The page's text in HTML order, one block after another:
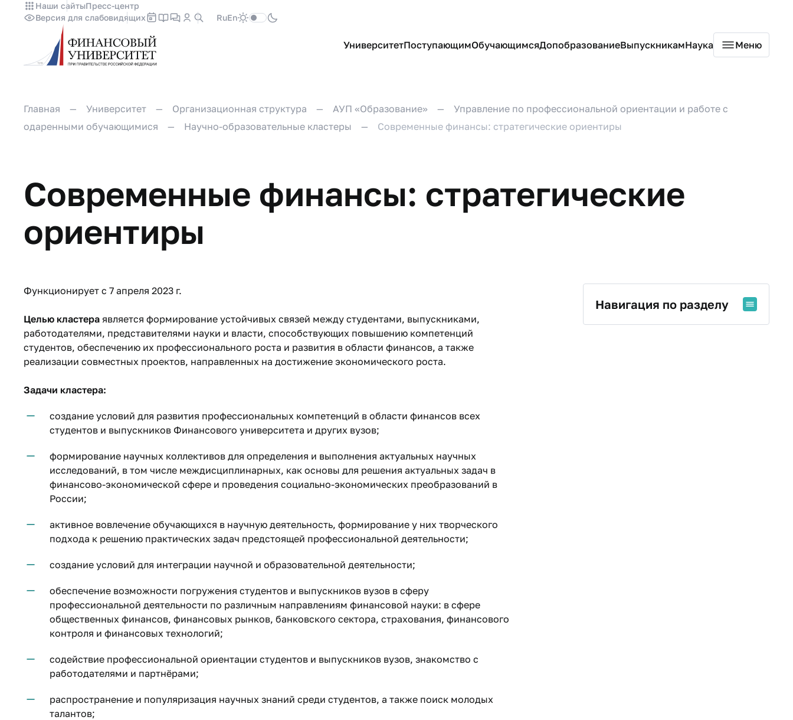
Наши сайтыПресс-центр
Версия для слабовидящих
RuEn
УниверситетПоступающимОбучающимсяДопобразованиеВыпускникамНаука Меню
Главная Университет Организационная структура АУП «Образование»
Управление по профессиональной ориентации и работе с
одаренными обучающимися
Научно-образовательные кластеры Современные финансы: стратегические ориентиры
Современные финансы: стратегические
ориентиры
Навигация по разделу
Функционирует с 7 апреля 2023 г.​
Целью кластера является формирование устойчивых связей между студентами, выпускниками,
работодателями, представителями науки и власти, способствующих повышению компетенций
студентов, обеспечению их профессионального роста и развития в области финансов, а также
реализации совместных проектов, направленных на достижение экономического роста. ​
Задачи кластера:
создание условий для развития профессиональных компетенций в области финансов всех
студентов и выпускников Финансового университета и других вузов;
формирование научных коллективов для определения и выполнения актуальных научных
исследований, в том числе междисциплинарных, как основы для решения актуальных задач в
финансово-экономической сфере и проведения социально-экономических преобразований в
России;
активное вовлечение обучающихся в научную деятельность, формирование у них творческого
подхода к решению практических задач предстоящей профессиональной деятельности;
создание условий для интеграции научной и образовательной деятельности;
обеспечение возможности погружения студентов и выпускников вузов в сферу
профессиональной деятельности по различным направлениям финансовой науки: в сфере
общественных финансов, финансовых рынков, банковского сектора, страхования, финансового
контроля и финансовых технологий;
содействие профессиональной ориентации студентов и выпускников вузов, знакомство с
работодателями и партнёрами;
распространение и популяризация научных знаний среди студентов, а также поиск молодых
талантов;